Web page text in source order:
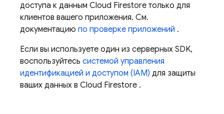
доступа к данным Cloud Firestore только для
клиентов вашего приложения. См.
документацию по проверке приложений .
Если вы используете один из серверных SDK,
воспользуйтесь системой управления
идентификацией и доступом (IAM) для защиты
ваших данных в Cloud Firestore .